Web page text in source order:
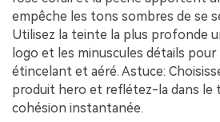
empêche les tons sombres de se
Utilisez la teinte la plus profonde
logo et les minuscules détails
étincelant et aéré. Astuce:
produit hero et reflétez-la dans le
cohésion instantanée.